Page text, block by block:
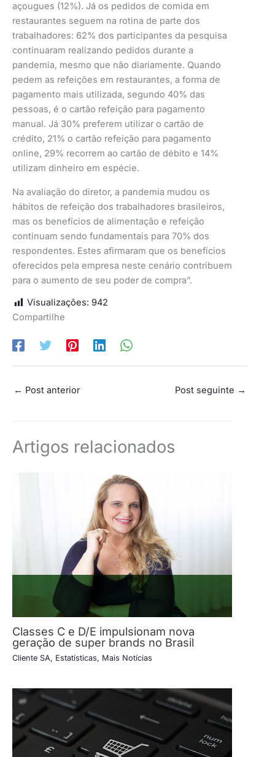
açougues (12%). Já os pedidos de comida em
restaurantes seguem na rotina de parte dos
trabalhadores: 62% dos participantes da pesquisa
continuaram realizando pedidos durante a
pandemia, mesmo que não diariamente. Quando
pedem as refeições em restaurantes, a forma de
pagamento mais utilizada, segundo 40% das
pessoas, é o cartão refeição para pagamento
manual. Já 30% preferem utilizar o cartão de
crédito, 21% o cartão refeição para pagamento
online, 29% recorrem ao cartão de débito e 14%
utilizam dinheiro em espécie.
Na avaliação do diretor, a pandemia mudou os
hábitos de refeição dos trabalhadores brasileiros,
mas os benefícios de alimentação e refeição
continuam sendo fundamentais para 70% dos
respondentes. Estes afirmaram que os benefícios
oferecidos pela empresa neste cenário contribuem
para o aumento de seu poder de compra”.
Visualizações: 942
Compartilhe
← Post anterior Post seguinte →
Artigos relacionados
Classes C e D/E impulsionam nova
geração de super brands no Brasil
Cliente SA, Estatísticas, Mais Notícias